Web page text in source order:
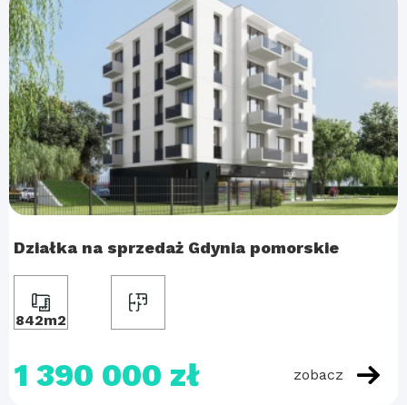
Działka na sprzedaż Gdynia pomorskie
842m2
1 390 000 zł zobacz